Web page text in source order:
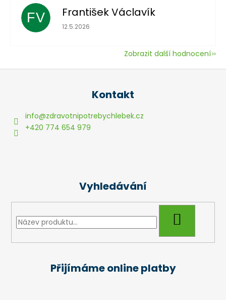
FV František Václavík
Hodnocení obchodu je 5 z 5 hvězdiček.
12.5.2026
Zobrazit další hodnocení
Kontakt
info@zdravotnipotrebychlebek.cz
+420 774 654 979
Vyhledávání
Přijímáme online platby